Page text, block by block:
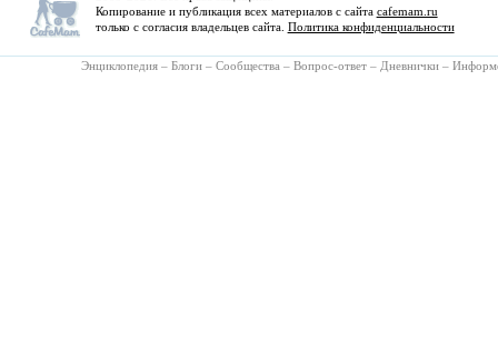
Копирование и публикация всех материалов с сайта cafemam.ru
только с согласия владельцев сайта. Политика конфиденциальности
Энциклопедия – Блоги – Сообщества – Вопрос-ответ – Дневнички –